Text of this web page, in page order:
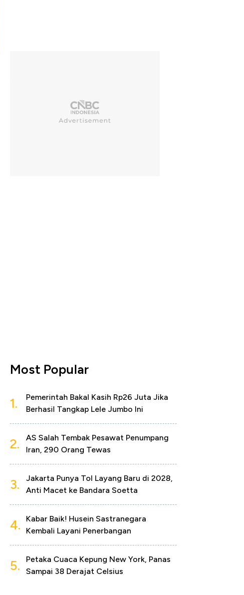
Most Popular
1.
Pemerintah Bakal Kasih Rp26 Juta Jika
Berhasil Tangkap Lele Jumbo Ini
2.
AS Salah Tembak Pesawat Penumpang
Iran, 290 Orang Tewas
3.
Jakarta Punya Tol Layang Baru di 2028,
Anti Macet ke Bandara Soetta
4.
Kabar Baik! Husein Sastranegara
Kembali Layani Penerbangan
5.
Petaka Cuaca Kepung New York, Panas
Sampai 38 Derajat Celsius